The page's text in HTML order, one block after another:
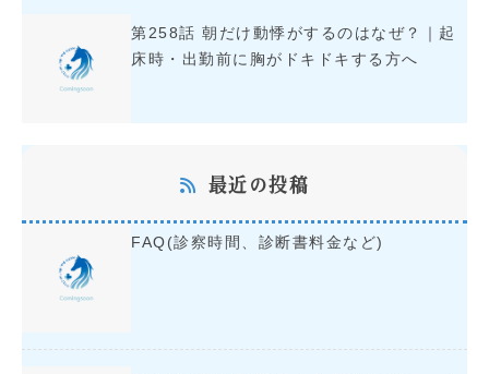
第258話 朝だけ動悸がするのはなぜ？｜起
床時・出勤前に胸がドキドキする方へ
最近の投稿
FAQ(診察時間、診断書料金など)